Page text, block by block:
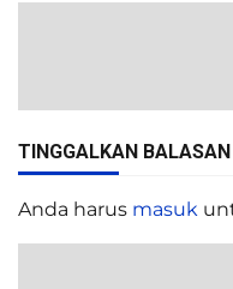
TINGGALKAN BALASAN
Anda harus masuk